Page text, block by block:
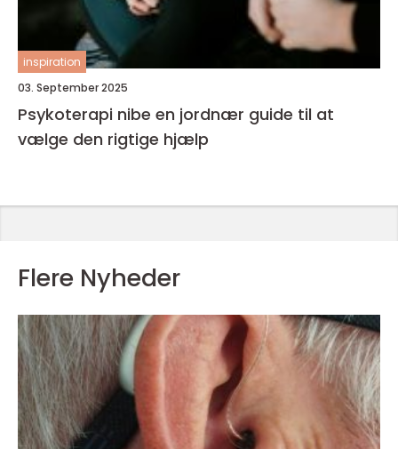
inspiration
03. September 2025
Psykoterapi nibe en jordnær guide til at
vælge den rigtige hjælp
Flere Nyheder